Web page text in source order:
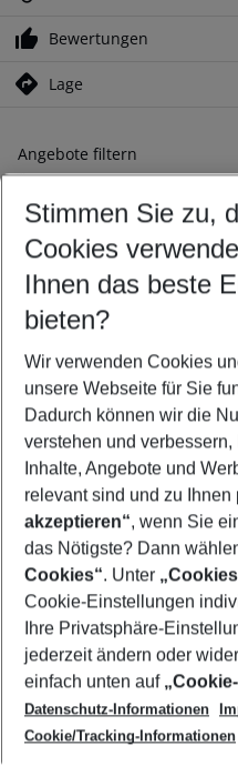
Bewertungen
Lage
Angebote filtern
Ändern Sie Ihre Kriterien
Abflughafen wählen
Beliebiger Abflughafen
Reisezeitraum wählen
08.08.26– 06.08.27
2 Erwachsene Keine
Mehr
Footer
Footer navigation
Über uns
AGB
Cookie-Einstellungen
Cookie-Richtlinie
Datenschutz
Service & Hilfe
Barrierefreies Reisen
Check-in
Folgen Sie uns
Stimmen Sie zu,
Cookies
Ihnen das beste
bieten?
Wir verwenden Cookies
unsere Webseite für Sie
Dadurch können wir die
verstehen und
Inhalte, Angebote und
relevant sind und zu
akzeptieren“, wenn Sie
das Nötigste? Dann
Cookies“. Unter
Cookie-Einstellungen
Ihre Privatsphäre-
jederzeit ändern oder
einfach unten auf
Datenschutz-Informationen
Cookie/Tracking-Informationen